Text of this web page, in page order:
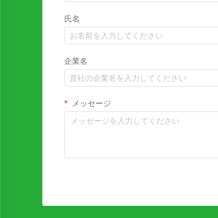
氏名
企業名
メッセージ